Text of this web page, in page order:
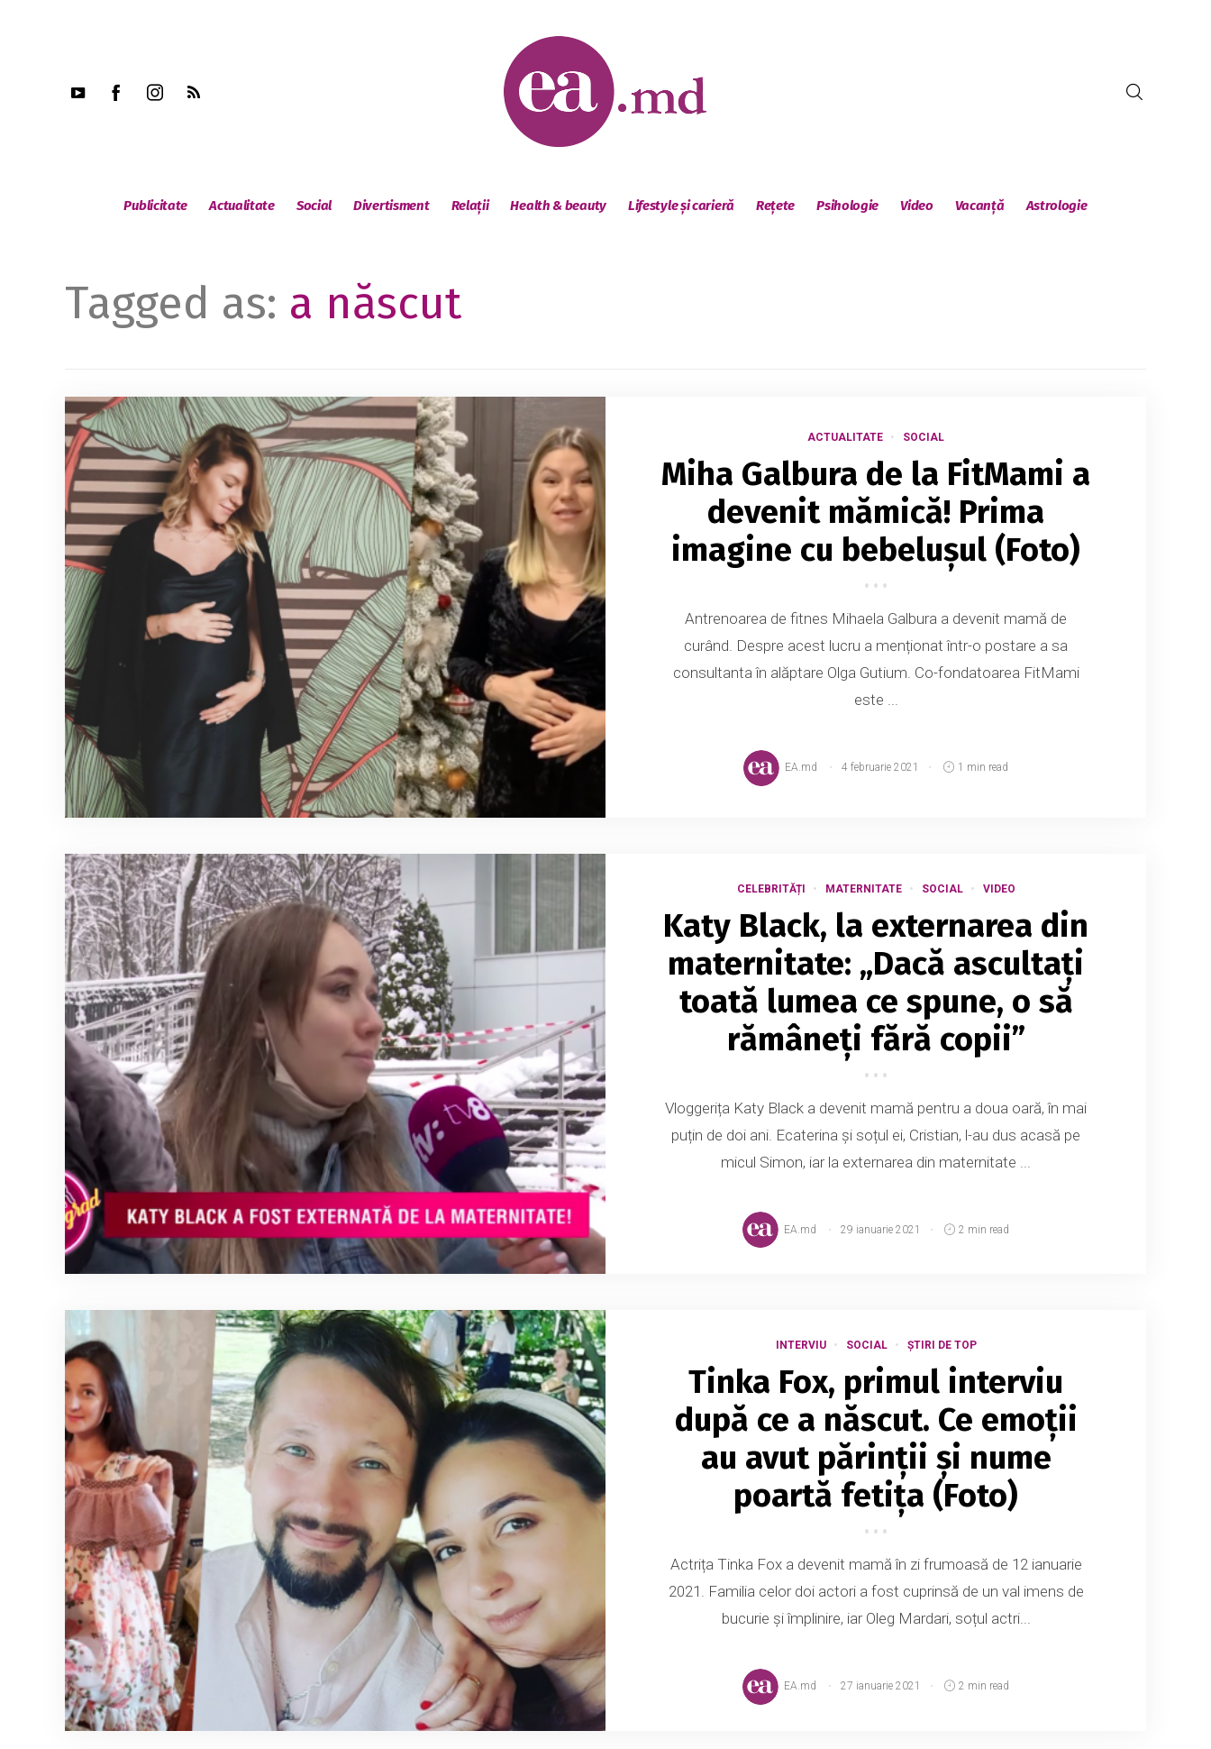
Publicitate Actualitate Social Divertisment Relații Health & beauty Lifestyle și carieră Rețete Psihologie Video Vacanță Astrologie
Tagged as: a născut
ACTUALITATE SOCIAL
Miha Galbura de la FitMami a
devenit mămică! Prima
imagine cu bebelușul (Foto)
Antrenoarea de fitnes Mihaela Galbura a devenit mamă de
curând. Despre acest lucru a menționat într-o postare a sa
consultanta în alăptare Olga Gutium. Co-fondatoarea FitMami
este ...
EA.md 4 februarie 2021 1 min read
CELEBRITĂȚI MATERNITATE SOCIAL VIDEO
Katy Black, la externarea din
maternitate: „Dacă ascultați
toată lumea ce spune, o să
rămâneți fără copii”
Vloggerița Katy Black a devenit mamă pentru a doua oară, în mai
puțin de doi ani. Ecaterina și soțul ei, Cristian, l-au dus acasă pe
micul Simon, iar la externarea din maternitate ...
EA.md 29 ianuarie 2021 2 min read
INTERVIU SOCIAL ȘTIRI DE TOP
Tinka Fox, primul interviu
după ce a născut. Ce emoții
au avut părinții și nume
poartă fetița (Foto)
Actrița Tinka Fox a devenit mamă în zi frumoasă de 12 ianuarie
2021. Familia celor doi actori a fost cuprinsă de un val imens de
bucurie și împlinire, iar Oleg Mardari, soțul actri...
EA.md 27 ianuarie 2021 2 min read